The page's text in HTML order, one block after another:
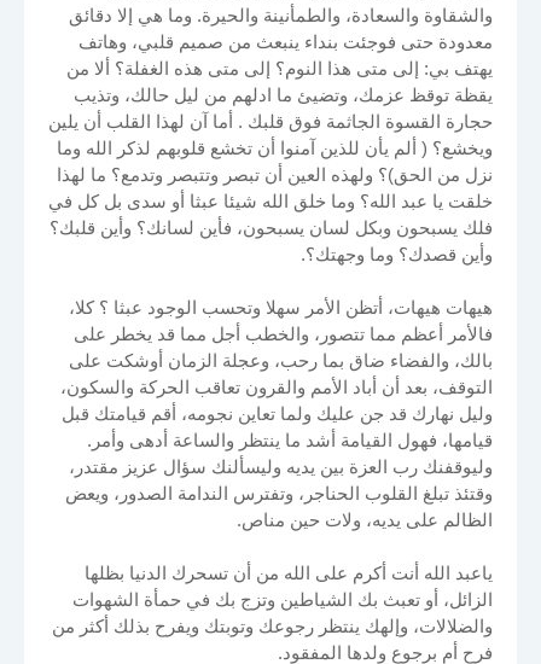
والشقاوة والسعادة، والطمأنينة والحيرة. وما هي إلا دقائق
معدودة حتى فوجئت بنداء ينبعث من صميم قلبي، وهاتف
يهتف بي: إلى متى هذا النوم؟ إلى متى هذه الغفلة؟ ألا من
يقظة توقظ عزمك، وتضيئ ما ادلهم من ليل حالك، وتذيب
حجارة القسوة الجاثمة فوق قلبك . أما آن لهذا القلب أن يلين
ويخشع؟ ( ألم يأن للذين آمنوا أن تخشع قلوبهم لذكر الله وما
نزل من الحق)؟ ولهذه العين أن تبصر وتتبصر وتدمع؟ ما لهذا
خلقت يا عبد الله؟ وما خلق الله شيئا عبثا أو سدى بل كل في
فلك يسبحون وبكل لسان يسبحون، فأين لسانك؟ وأين قلبك؟
وأين قصدك؟ وما وجهتك؟.
هيهات هيهات، أتظن الأمر سهلا وتحسب الوجود عبثا ؟ كلا،
فالأمر أعظم مما تتصور، والخطب أجل مما قد يخطر على
بالك، والفضاء ضاق بما رحب، وعجلة الزمان أوشكت على
التوقف، بعد أن أباد الأمم والقرون تعاقب الحركة والسكون،
وليل نهارك قد جن عليك ولما تعاين نجومه، أقم قيامتك قبل
قيامها، فهول القيامة أشد ما ينتظر والساعة أدهى وأمر.
وليوقفنك رب العزة بين يديه وليسألنك سؤال عزيز مقتدر،
وقتئذ تبلغ القلوب الحناجر، وتفترس الندامة الصدور، ويعض
الظالم على يديه، ولات حين مناص.
ياعبد الله أنت أكرم على الله من أن تسحرك الدنيا بظلها
الزائل، أو تعبث بك الشياطين وتزج بك في حمأة الشهوات
والضلالات، وإلهك ينتظر رجوعك وتوبتك ويفرح بذلك أكثر من
فرح أم برجوع ولدها المفقود.